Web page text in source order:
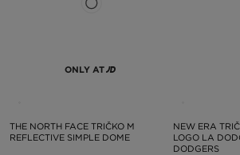
ONLY AT
THE NORTH FACE TRIČKO M
REFLECTIVE SIMPLE DOME
NEW ERA
LOGO LA
DODGERS